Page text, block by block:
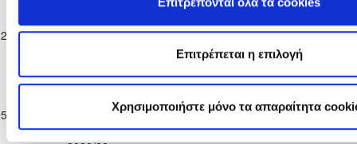
Επιτρέπεται η επιλογή
Χρησιμοποιήστε μόνο τα απαραίτητα
12-2022
Γ΄
ΑΠΕΠ0 1ΑΠΕΑ
66'
03-2023
Παγκύπριο
Πρωτάθλημα
Κατηγορίας
ΑΣΠΙΣ ΠΥΛΑΣ0 1 ΑΠΕΑ
28'